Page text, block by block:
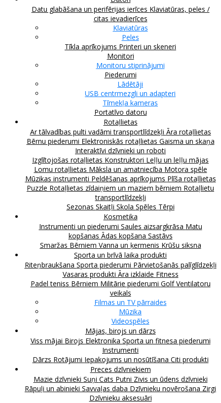
Datu glabāšana un perifērijas ierīces Klaviatūras, peles /
citas ievadierīces
Klaviatūras
Peles
Tīkla aprīkojums Printeri un skeneri
Monitori
Monitoru stiprinājumi
Piederumi
Lādētāji
USB centrmezgli un adapteri
Tīmekļa kameras
Portatīvo datoru
Rotaļlietas
Ar tālvadības pulti vadāmi transportlīdzekļi Āra rotaļlietas
Bērnu piederumi Elektroniskās rotaļlietas Gaisma un skaņa
Interaktīvi dzīvnieki un roboti
Izglītojošas rotaļlietas Konstruktori Leļļu un leļļu mājas
Lomu rotaļlietas Māksla un amatniecība Motora spēle
Mūzikas instrumenti Peldēšanas aprīkojums Plīša rotaļlietas
Puzzle Rotaļlietas zīdaiņiem un maziem bērniem Rotaļlietu
transportlīdzekļi
Sezonas Skaitļi Skola Spēles Tērpi
Kosmetika
Instrumenti un piederumi Saules aizsargkrāsa Matu
kopšanas Ādas kopšana Sastāvs
Smaržas Bērniem Vanna un ķermenis Krūšu siksna
Sporta un brīvā laika produkti
Riteņbraukšana Sporta piederumi Pārvietošanās palīglīdzekļi
Vasaras produkti Āra izklaide Fitness
Padel teniss Bērniem Militārie piederumi GolfVentilatoru
veikals
Filmas un TV pārraides
Mūzika
Videospēles
Mājas, birojs un dārzs
Viss mājai Birojs Elektronika Sporta un fitnesa piederumi
Instrumenti
Dārzs Rotājumi Iepakojums un nosūtīšana Citi produkti
Preces dzīvniekiem
Mazie dzīvnieki Suņi Cats Putni Zivis un ūdens dzīvnieki
Rāpuļi un abinieki Savvaļas daba Dzīvnieku novērošana Zirgi
Dzīvnieku aksesuāri